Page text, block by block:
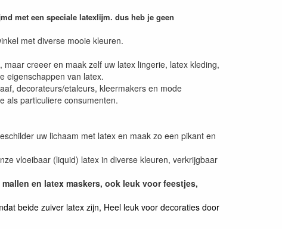
met een speciale latexlijm. dus heb je geen
met diverse mooie kleuren.
creeer en maak zelf uw latex lingerie, latex kleding,
eigenschappen van latex.
decorateurs/etaleurs, kleermakers en mode
als particuliere consumenten.
uw lichaam met latex en maak zo een pikant en
vloeibaar (liquid) latex in diverse kleuren, verkrijgbaar
en latex maskers, ook leuk voor feestjes,
beide zuiver latex zijn, Heel leuk voor decoraties door